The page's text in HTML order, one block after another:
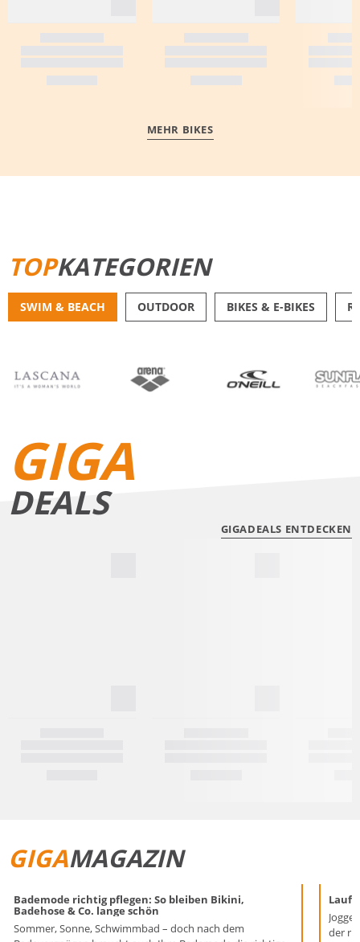
MEHR BIKES
TOPKATEGORIEN
SWIM & BEACH OUTDOOR BIKES & E-BIKES
GIGA
DEALS
GIGADEALS ENTDECKEN
GIGAMAGAZIN
Bademode richtig pflegen: So bleiben Bikini,
Badehose & Co. lange schön
Sommer, Sonne, Schwimmbad – doch nach dem
der